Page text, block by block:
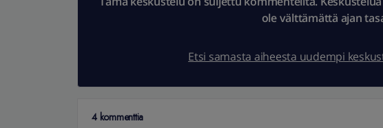
ole välttämättä ajan
Etsi samasta aiheesta uudempi
4 kommenttia